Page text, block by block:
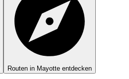
Routen in Mayotte entdecken